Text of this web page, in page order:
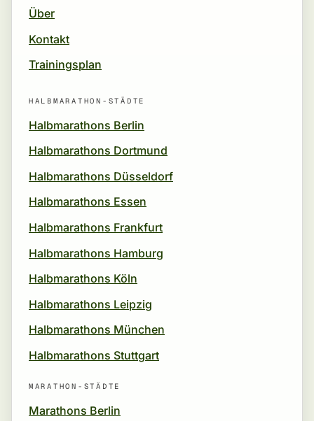
Über
Kontakt
Trainingsplan
HALBMARATHON-STÄDTE
Halbmarathons Berlin
Halbmarathons Dortmund
Halbmarathons Düsseldorf
Halbmarathons Essen
Halbmarathons Frankfurt
Halbmarathons Hamburg
Halbmarathons Köln
Halbmarathons Leipzig
Halbmarathons München
Halbmarathons Stuttgart
MARATHON-STÄDTE
Marathons Berlin